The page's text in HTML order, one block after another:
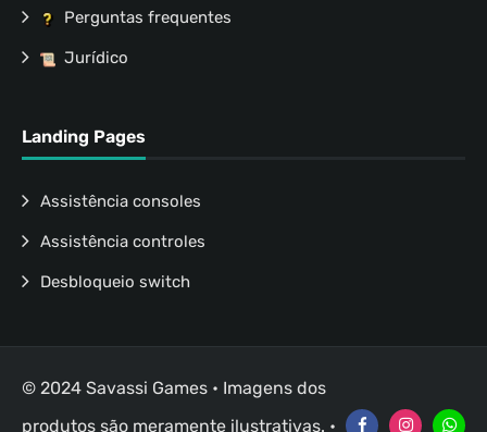
Perguntas frequentes
Jurídico
Landing Pages
Assistência consoles
Assistência controles
Desbloqueio switch
© 2024 Savassi Games • Imagens dos
produtos são meramente ilustrativas. •